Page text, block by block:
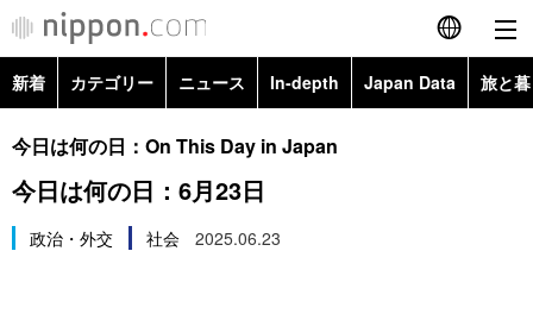
English
カテゴリー
新着 カテゴリー ニュース In-depth Japan Data 旅と
政治・外交
経済・ビジネス
今日は何の日：On This Day in Japan
今日は何の日：6月23日
政治・外交 社会 2025.06.23